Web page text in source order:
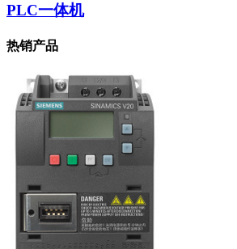
PLC一体机
热销产品